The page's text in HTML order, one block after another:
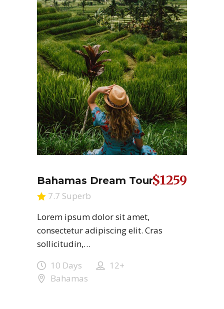
Bahamas Dream Tour$1259
7.7 Superb
Lorem ipsum dolor sit amet,
consectetur adipiscing elit. Cras
sollicitudin,…
10 Days
12+
Bahamas